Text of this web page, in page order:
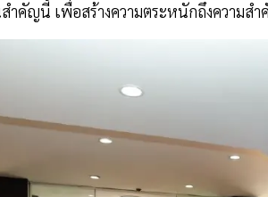
ำคัญนี้ เพื่อสร้างความตระหนักถึงความส